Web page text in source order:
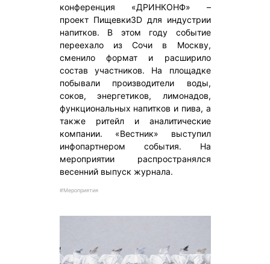
конференция «ДРИНКОНФ» –
проект Пищевки3D для индустрии
напитков. В этом году событие
переехало из Сочи в Москву,
сменило формат и расширило
состав участников. На площадке
побывали производители воды,
соков, энергетиков, лимонадов,
функциональных напитков и пива, а
также ритейл и аналитические
компании. «Вестник» выступил
инфопартнером события. На
мероприятии распространялся
весенний выпуск журнала.
#Мероприятия